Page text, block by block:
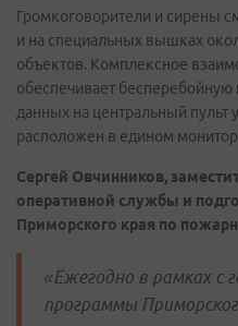
Громкоговорители и сирены
и на специальных вышках
объектов. Комплексное
обеспечивает бесперебойную
данных на центральный пульт
расположен в едином
Сергей Овчинников,
оперативной службы и
Приморского края по
«Ежегодно в рамках с
программы